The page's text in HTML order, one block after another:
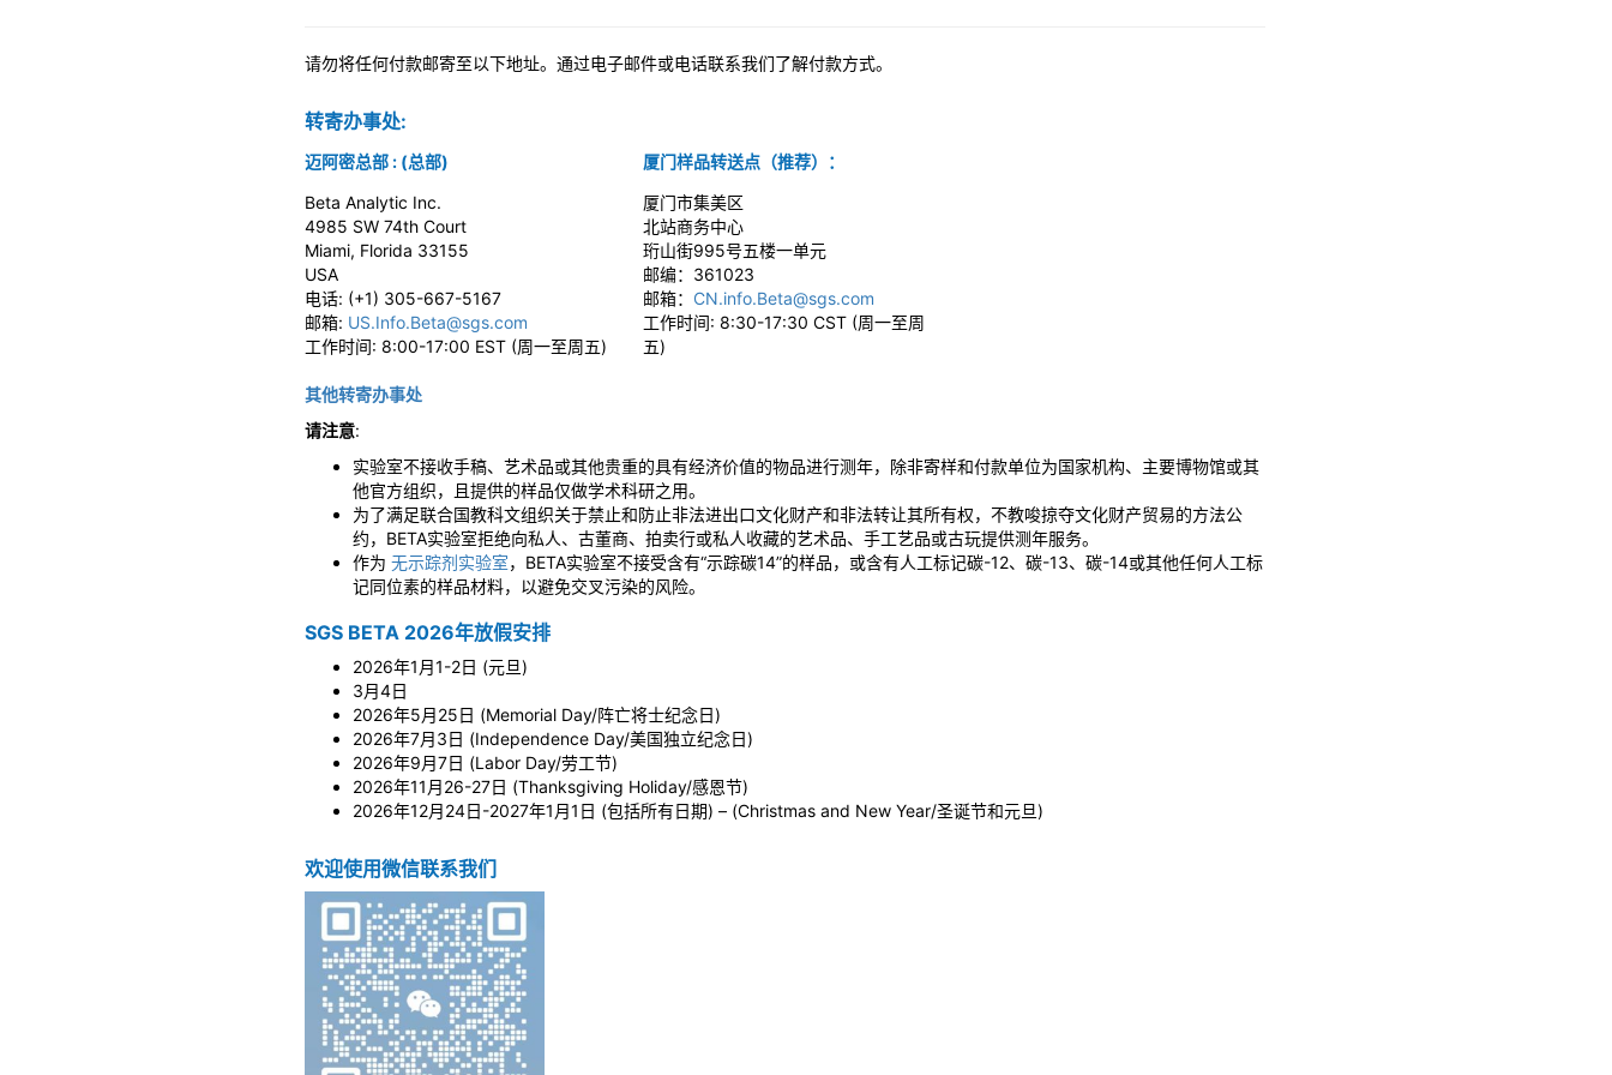
请勿将任何付款邮寄至以下地址。通过电子邮件或电话联系我们了解付款方式。
转寄办事处:
迈阿密总部 : (总部)
Beta Analytic Inc.
4985 SW 74th Court
Miami, Florida 33155
USA
电话: (+1) 305-667-5167
邮箱: US.Info.Beta@sgs.com
工作时间: 8:00-17:00 EST (周一至周五)
厦门样品转送点（推荐）：
厦门市集美区
北站商务中心
珩山街995号五楼一单元
邮编：361023
邮箱： CN.info.Beta@sgs.com
工作时间: 8:30-17:30 CST (周一至周
五)
其他转寄办事处
请注意:
实验室不接收手稿、艺术品或其他贵重的具有经济价值的物品进行测年，除非寄样和付款单位为国家机构、主要博物馆或其
他官方组织，且提供的样品仅做学术科研之用。
为了满足联合国教科文组织关于禁止和防止非法进出口文化财产和非法转让其所有权，不教唆掠夺文化财产贸易的方法公
约，BETA实验室拒绝向私人、古董商、拍卖行或私人收藏的艺术品、手工艺品或古玩提供测年服务。
作为 无示踪剂实验室，BETA实验室不接受含有“示踪碳14”的样品，或含有人工标记碳-12、碳-13、碳-14或其他任何人工标
记同位素的样品材料，以避免交叉污染的风险。
SGS BETA 2026年放假安排
2026年1月1-2日 (元旦)
3月4日
2026年5月25日 (Memorial Day/阵亡将士纪念日)
2026年7月3日 (Independence Day/美国独立纪念日)
2026年9月7日 (Labor Day/劳工节)
2026年11月26-27日 (Thanksgiving Holiday/感恩节)
2026年12月24日-2027年1月1日 (包括所有日期) – (Christmas and New Year/圣诞节和元旦)
欢迎使用微信联系我们